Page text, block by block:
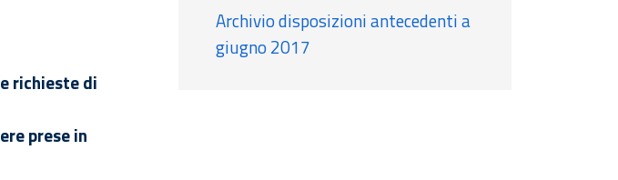
richieste di
prese in
Archivio disposizioni antecedenti a
giugno 2017